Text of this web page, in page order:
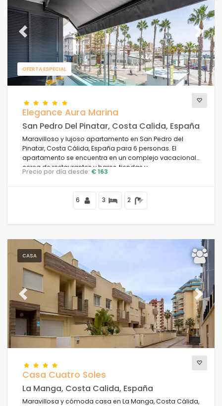
Opciones
Distancias
Confort
Servicios
Vistas
Categorías adicionales
Su última visita (0)
Sus favoritos (0)
Novedades (6)
Los mejor puntuados (22)
Propiedades de lujo (3)
Fin de semana
Del mes (27)
Para la familia
(26)
Area de playa (41)
Cerca de campos de golf (0)
Cerca de pistas de esquí
OFERTA ESPECIAL
Previous Next
Elegance Aura Marina
San Pedro Del Pinatar, Costa Calida, España
Maravilloso y lujoso apartamento en San Pedro del
Pinatar, Costa Cálida, España para 6 personas. El
apartamento se encuentra en un complejo vacacional,
cerca de restaurantes y bares, tiendas y
supermercados, y a 100 m de la playa.
Precio por día desde: € 163
6 3 2
CASA
Previous Next
Casa Cuatro Soles
La Manga, Costa Calida, España
Maravillosa y cómoda casa en La Manga, Costa Cálida,